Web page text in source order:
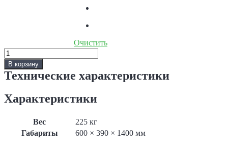
Очистить
Количество
Античная
скульптура
«Девушка
двумя
кувшинами»
В корзину
Технические характеристики
Характеристики
Вес
225 кг
Габариты
600 × 390 × 1400 мм